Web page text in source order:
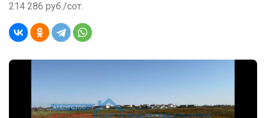
214 286 руб./сот.